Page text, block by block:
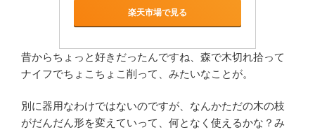
楽天市場で見る
昔からちょっと好きだったんですね、森で木切れ拾って
ナイフでちょこちょこ削って、みたいなことが。
別に器用なわけではないのですが、なんかただの木の枝
がだんだん形を変えていって、何となく使えるかな？み